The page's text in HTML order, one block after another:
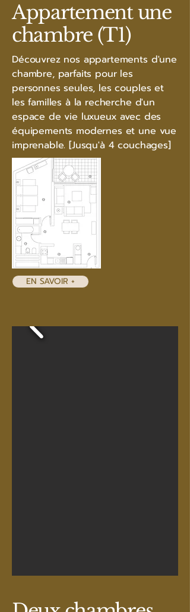
Appartement une
chambre (T1)
Découvrez nos appartements d'une
chambre, parfaits pour les
personnes seules, les couples et
les familles à la recherche d'un
espace de vie luxueux avec des
équipements modernes et une vue
imprenable. [Jusqu'à 4 couchages]
EN SAVOIR +